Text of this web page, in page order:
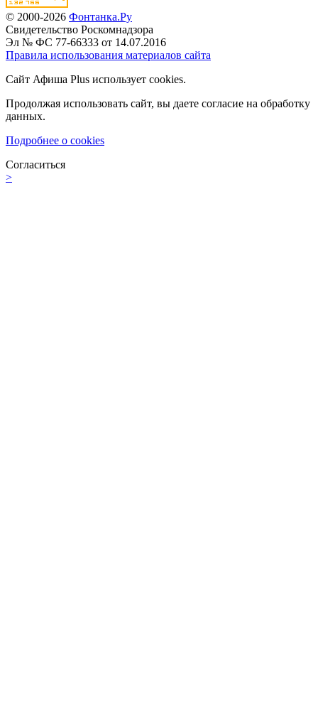
© 2000-2026 Фонтанка.Ру
Свидетельство Роскомнадзора
Эл № ФС 77-66333 от 14.07.2016
Правила использования материалов сайта
Сайт Афиша Plus использует cookies.
Продолжая использовать сайт, вы даете согласие на обработку
данных.
Подробнее о cookies
Согласиться
>